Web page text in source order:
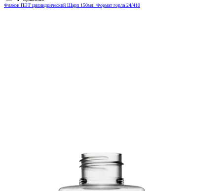
Флакон ПЭТ цилиндрический Шарп 150мл. Формат горла 24/410